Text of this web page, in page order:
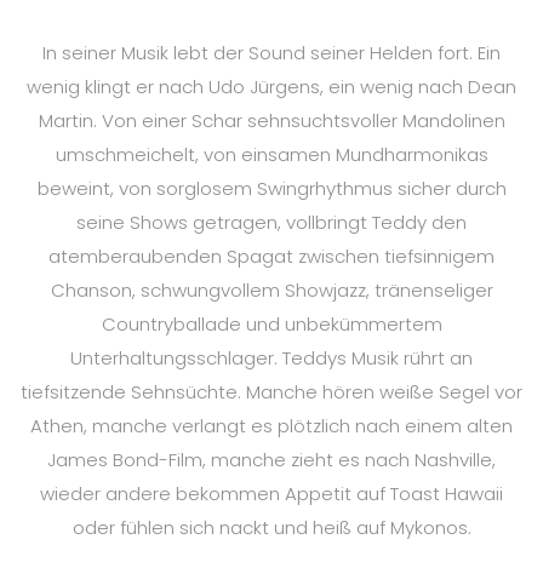
In seiner Musik lebt der Sound seiner Helden fort. Ein
wenig klingt er nach Udo Jürgens, ein wenig nach Dean
Martin. Von einer Schar sehnsuchtsvoller Mandolinen
umschmeichelt, von einsamen Mundharmonikas
beweint, von sorglosem Swingrhythmus sicher durch
seine Shows getragen, vollbringt Teddy den
atemberaubenden Spagat zwischen tiefsinnigem
Chanson, schwungvollem Showjazz, tränenseliger
Countryballade und unbekümmertem
Unterhaltungsschlager. Teddys Musik rührt an
tiefsitzende Sehnsüchte. Manche hören weiße Segel vor
Athen, manche verlangt es plötzlich nach einem alten
James Bond-Film, manche zieht es nach Nashville,
wieder andere bekommen Appetit auf Toast Hawaii
oder fühlen sich nackt und heiß auf Mykonos.